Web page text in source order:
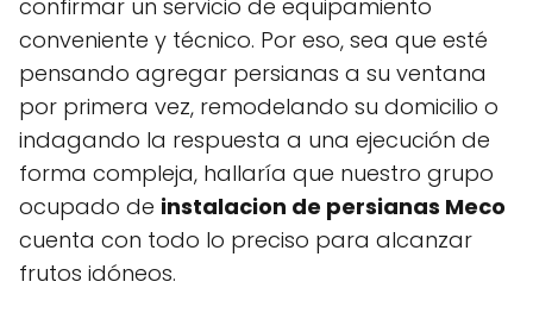
confirmar un servicio de equipamiento
conveniente y técnico. Por eso, sea que esté
pensando agregar persianas a su ventana
por primera vez, remodelando su domicilio o
indagando la respuesta a una ejecución de
forma compleja, hallaría que nuestro grupo
ocupado de instalacion de persianas Meco
cuenta con todo lo preciso para alcanzar
frutos idóneos.